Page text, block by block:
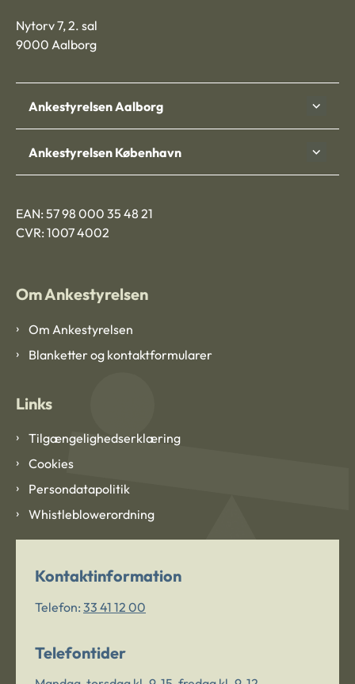
Nytorv 7, 2. sal
9000 Aalborg
Ankestyrelsen Aalborg
Ankestyrelsen København
EAN: 57 98 000 35 48 21
CVR: 1007 4002
Om Ankestyrelsen
Om Ankestyrelsen
Blanketter og kontaktformularer
Links
Tilgængelighedserklæring
Cookies
Persondatapolitik
Whistleblowerordning
Kontaktinformation
Telefon: 33 41 12 00
Telefontider